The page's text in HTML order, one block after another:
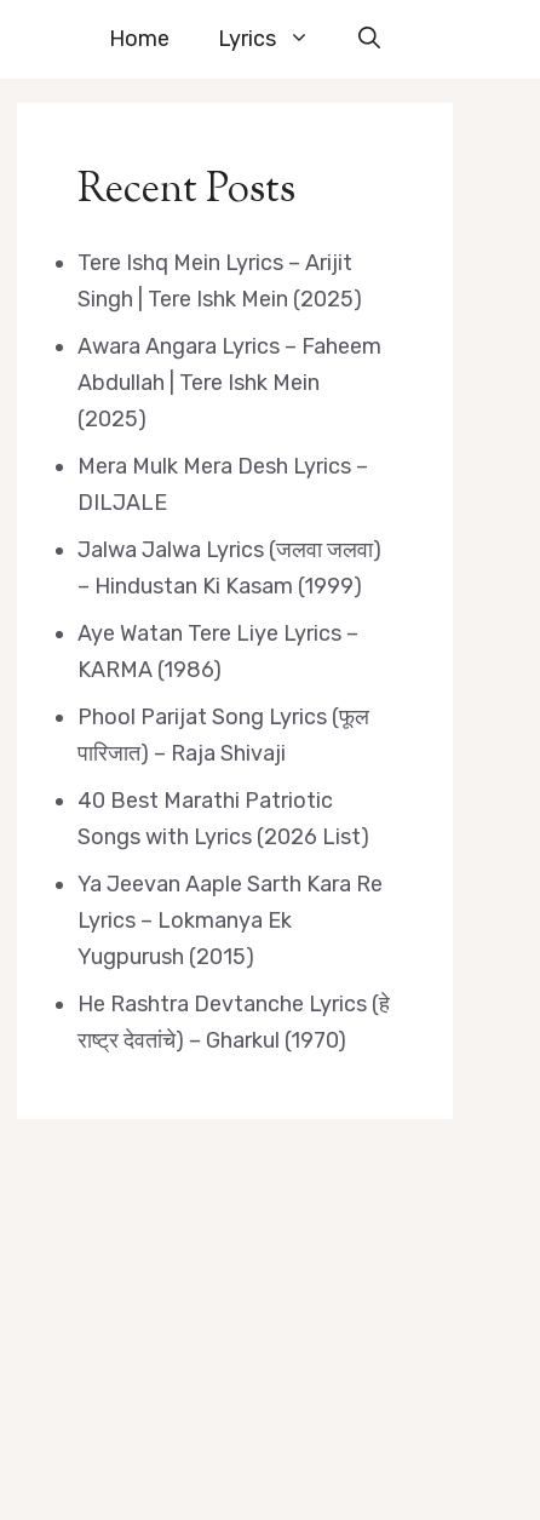
Home Lyrics
Recent Posts
Tere Ishq Mein Lyrics – Arijit
Singh | Tere Ishk Mein (2025)
Awara Angara Lyrics – Faheem
Abdullah | Tere Ishk Mein
(2025)
Mera Mulk Mera Desh Lyrics –
DILJALE
Jalwa Jalwa Lyrics (जलवा जलवा)
– Hindustan Ki Kasam (1999)
Aye Watan Tere Liye Lyrics –
KARMA (1986)
Phool Parijat Song Lyrics (फूल
पारिजात) – Raja Shivaji
40 Best Marathi Patriotic
Songs with Lyrics (2026 List)
Ya Jeevan Aaple Sarth Kara Re
Lyrics – Lokmanya Ek
Yugpurush (2015)
He Rashtra Devtanche Lyrics (हे
राष्ट्र देवतांचे) – Gharkul (1970)